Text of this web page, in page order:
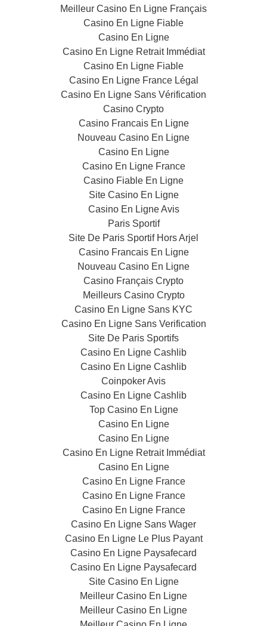
Meilleur Casino En Ligne Français
Casino En Ligne Fiable
Casino En Ligne
Casino En Ligne Retrait Immédiat
Casino En Ligne Fiable
Casino En Ligne France Légal
Casino En Ligne Sans Vérification
Casino Crypto
Casino Francais En Ligne
Nouveau Casino En Ligne
Casino En Ligne
Casino En Ligne France
Casino Fiable En Ligne
Site Casino En Ligne
Casino En Ligne Avis
Paris Sportif
Site De Paris Sportif Hors Arjel
Casino Francais En Ligne
Nouveau Casino En Ligne
Casino Français Crypto
Meilleurs Casino Crypto
Casino En Ligne Sans KYC
Casino En Ligne Sans Verification
Site De Paris Sportifs
Casino En Ligne Cashlib
Casino En Ligne Cashlib
Coinpoker Avis
Casino En Ligne Cashlib
Top Casino En Ligne
Casino En Ligne
Casino En Ligne
Casino En Ligne Retrait Immédiat
Casino En Ligne
Casino En Ligne France
Casino En Ligne France
Casino En Ligne France
Casino En Ligne Sans Wager
Casino En Ligne Le Plus Payant
Casino En Ligne Paysafecard
Casino En Ligne Paysafecard
Site Casino En Ligne
Meilleur Casino En Ligne
Meilleur Casino En Ligne